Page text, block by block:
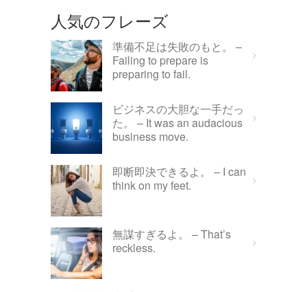
人気のフレーズ
準備不足は失敗のもと。 –
Failing to prepare is
preparing to fail.
ビジネスの大胆な一手だっ
た。 – It was an audacious
business move.
即断即決できるよ。 – I can
think on my feet.
無謀すぎるよ。 – That’s
reckless.